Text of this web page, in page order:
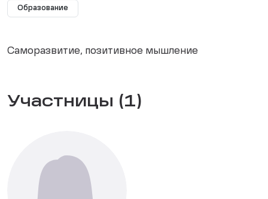
Образование
Саморазвитие, позитивное мышление
Участницы (1)